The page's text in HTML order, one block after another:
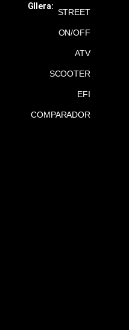
GIlera:
STREET
ON/OFF
ATV
SCOOTER
EFI
COMPARADOR